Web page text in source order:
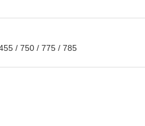
/ 750 / 775 / 785